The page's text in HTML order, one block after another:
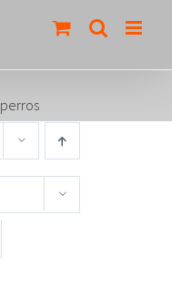
perros